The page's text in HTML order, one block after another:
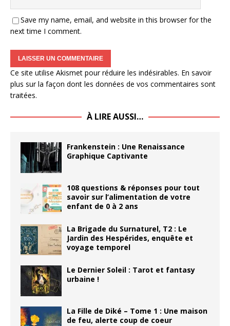
Save my name, email, and website in this browser for the
next time I comment.
Ce site utilise Akismet pour réduire les indésirables. En savoir
plus sur la façon dont les données de vos commentaires sont
traitées.
À LIRE AUSSI…
Frankenstein : Une Renaissance
Graphique Captivante
108 questions & réponses pour tout
savoir sur l’alimentation de votre
enfant de 0 à 2 ans
La Brigade du Surnaturel, T2 : Le
Jardin des Hespérides, enquête et
voyage temporel
Le Dernier Soleil : Tarot et fantasy
urbaine !
La Fille de Diké – Tome 1 : Une maison
de feu, alerte coup de coeur